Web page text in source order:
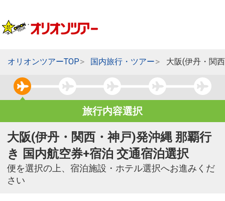
オリオンツアーTOP 国内旅行・ツアー 大阪(伊丹・関
旅行内容選択
大阪(伊丹・関西・神戸)発沖縄 那覇行
き 国内航空券+宿泊 交通宿泊選択
便を選択の上、宿泊施設・ホテル選択へお進みくだ
さい